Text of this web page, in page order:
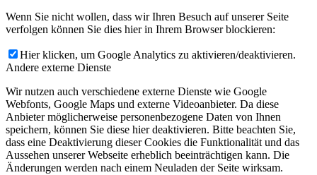
Wenn Sie nicht wollen, dass wir Ihren Besuch auf unserer Seite
verfolgen können Sie dies hier in Ihrem Browser blockieren:
Hier klicken, um Google Analytics zu aktivieren/deaktivieren.
Andere externe Dienste
Wir nutzen auch verschiedene externe Dienste wie Google
Webfonts, Google Maps und externe Videoanbieter. Da diese
Anbieter möglicherweise personenbezogene Daten von Ihnen
speichern, können Sie diese hier deaktivieren. Bitte beachten Sie,
dass eine Deaktivierung dieser Cookies die Funktionalität und das
Aussehen unserer Webseite erheblich beeinträchtigen kann. Die
Änderungen werden nach einem Neuladen der Seite wirksam.